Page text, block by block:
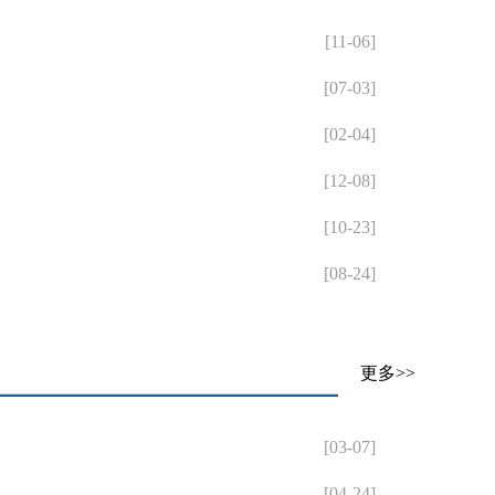
[11-06]
[07-03]
[02-04]
[12-08]
[10-23]
[08-24]
更多>>
[03-07]